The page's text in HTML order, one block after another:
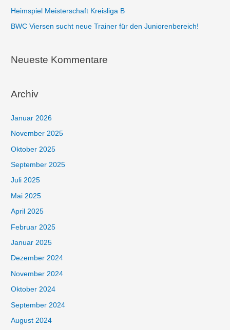
Heimspiel Meisterschaft Kreisliga B
BWC Viersen sucht neue Trainer für den Juniorenbereich!
Neueste Kommentare
Archiv
Januar 2026
November 2025
Oktober 2025
September 2025
Juli 2025
Mai 2025
April 2025
Februar 2025
Januar 2025
Dezember 2024
November 2024
Oktober 2024
September 2024
August 2024